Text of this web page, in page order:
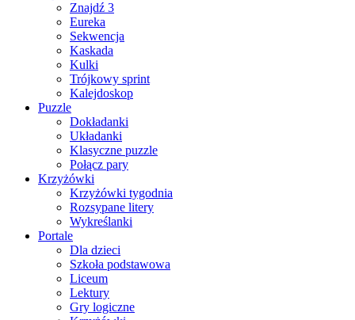
Znajdź 3
Eureka
Sekwencja
Kaskada
Kulki
Trójkowy sprint
Kalejdoskop
Puzzle
Dokładanki
Układanki
Klasyczne puzzle
Połącz pary
Krzyżówki
Krzyżówki tygodnia
Rozsypane litery
Wykreślanki
Portale
Dla dzieci
Szkoła podstawowa
Liceum
Lektury
Gry logiczne